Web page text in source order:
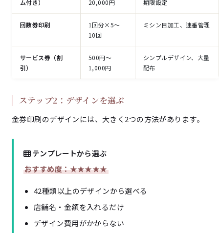
ム付き）
20,000円
期限設定
回数券印刷
1回分×5〜
10回
ミシン目加工、連番管理
サービス券（割
引）
500円〜
1,000円
シンプルデザイン、大量
配布
ステップ2：デザインを選ぶ
金券印刷のデザインには、大きく2つの方法があります。
テンプレートから選ぶ
おすすめ度：★★★★★
42種類以上のデザインから選べる
店舗名・金額を入れるだけ
デザイン費用がかからない